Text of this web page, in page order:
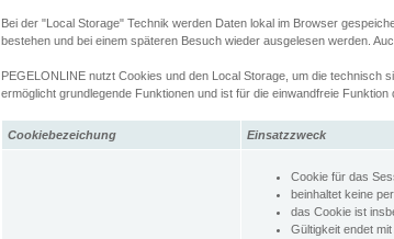
Bei der "Local Storage" Technik werden Daten lokal im Browser
bestehen und bei einem späteren Besuch wieder ausgelesen werden.
PEGELONLINE nutzt Cookies und den Local Storage, um die technisch
ermöglicht grundlegende Funktionen und ist für die einwandfreie Funktion
Cookiebezeichung Einsatzzweck
Cookie für das
beinhaltet keine
das Cookie ist
Gültigkeit endet